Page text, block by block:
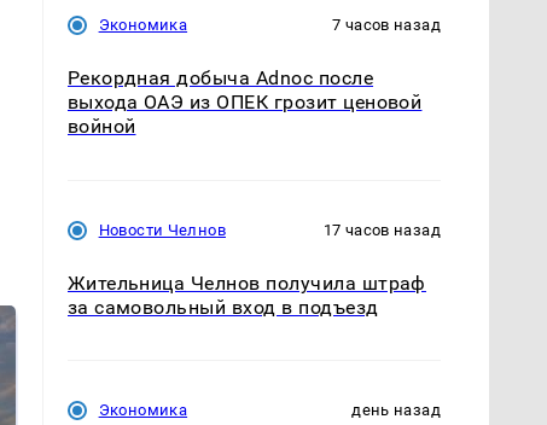
Экономика 7 часов назад
Рекордная добыча Adnoc после
выхода ОАЭ из ОПЕК грозит ценовой
войной
Новости Челнов 17 часов назад
Жительница Челнов получила штраф
за самовольный вход в подъезд
Экономика день назад